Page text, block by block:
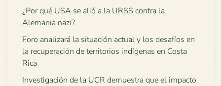
¿Por qué USA se alió a la URSS contra la
Alemania nazi?
Foro analizará la situación actual y los desafíos en
la recuperación de territorios indígenas en Costa
Rica
Investigación de la UCR demuestra que el impacto